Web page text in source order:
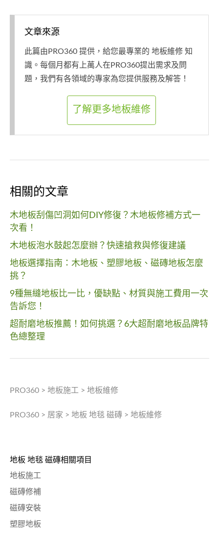
文章來源
此篇由PRO360 提供，給您最專業的 地板維修 知
識。每個月都有上萬人在PRO360提出需求及問
題，我們有各領域的專家為您提供服務及解答！
了解更多地板維修
相關的文章
木地板刮傷凹洞如何DIY修復？木地板修補方式一
次看！
木地板泡水鼓起怎麼辦？快速搶救與修復建議
地板選擇指南：木地板、塑膠地板、磁磚地板怎麼
挑？
9種無縫地板比一比，優缺點、材質與施工費用一次
告訴您！
超耐磨地板推薦！如何挑選？6大超耐磨地板品牌特
色總整理
PRO360 > 地板施工 > 地板維修
PRO360 > 居家 > 地板 地毯 磁磚 > 地板維修
地板 地毯 磁磚相關項目
地板施工
磁磚修補
磁磚安裝
塑膠地板